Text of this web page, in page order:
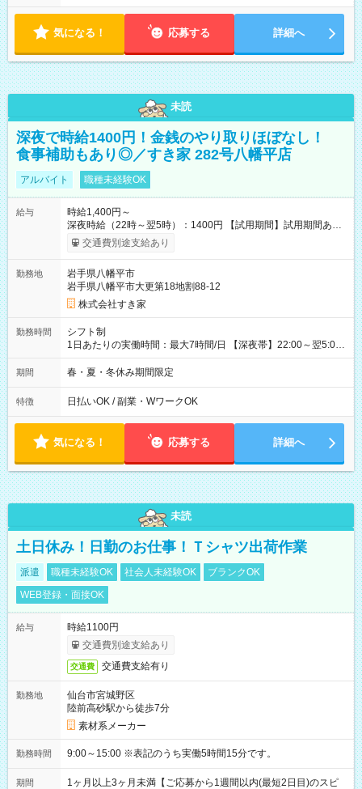
気になる！ 応募する 詳細へ
未読
深夜で時給1400円！金銭のやり取りほぼなし！
食事補助もあり◎／すき家 282号八幡平店
アルバイト 職種未経験OK
給与
時給1,400円～
深夜時給（22時～翌5時）：1400円 【試用期間】試用期間あり
試用期間の長さ：1ヶ月 雇用形態、給与は本採用時と同じです。
試用期間の実態は30日（※条件変更なし）ですが、切り上げで
同時給）
交通費別途支給あり
勤務地
岩手県八幡平市
岩手県八幡平市大更第18地割88-12
株式会社すき家
勤務時間
シフト制
1日あたりの実働時間：最大7時間/日 【深夜帯】22:00～翌5:00
週2日～・1日2h～OK◎ ※22:00から翌5:00までは18歳以上の方
のみ勤務可能です（18歳未満の深夜業務禁止のため） ★深夜で
す。 必ず、2名以上での勤務を行いますので、安心して働けま
す。
期間 春・夏・冬休み期間限定
特徴 日払いOK / 副業・WワークOK
気になる！ 応募する 詳細へ
未読
土日休み！日勤のお仕事！Ｔシャツ出荷作業
派遣 職種未経験OK 社会人未経験OK
ブランクOK
WEB登録・面接OK
給与
時給1100円
交通費別途支給あり
交通費 交通費支給有り
勤務地
仙台市宮城野区
陸前高砂駅から徒歩7分
素材系メーカー
勤務時間 9:00～15:00 ※表記のうち実働5時間15分です。
期間
1ヶ月以上3ヶ月未満【ご応募から1週間以内(最短2日目)のスピ